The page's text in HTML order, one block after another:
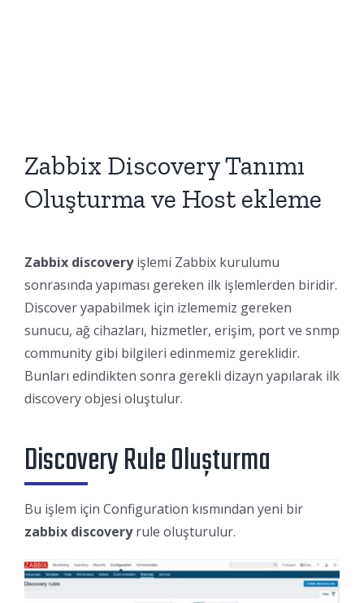
Zabbix Discovery Tanımı
Oluşturma ve Host ekleme
Zabbix discoveryişlemi Zabbix kurulumu
sonrasında yapıması gereken ilk işlemlerden biridir.
Discover yapabilmek için izlememiz gereken
sunucu, ağ cihazları, hizmetler, erişim, port ve snmp
community gibi bilgileri edinmemiz gereklidir.
Bunları edindikten sonra gerekli dizayn yapılarak ilk
discovery objesi oluştulur.
Discovery Rule Oluşturma
Bu işlem için Configuration kısmından yeni bir
zabbix discoveryrule oluşturulur.